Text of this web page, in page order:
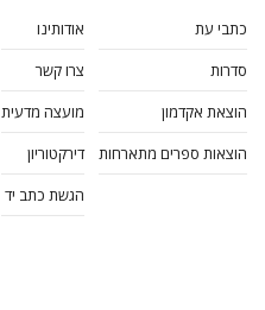
כתבי עת
סדרות
הוצאת אקדמון
הוצאות ספרים מתארחות
אודותינו
צרו קשר
מועצה מדעית
דירקטוריון
הגשת כתב יד